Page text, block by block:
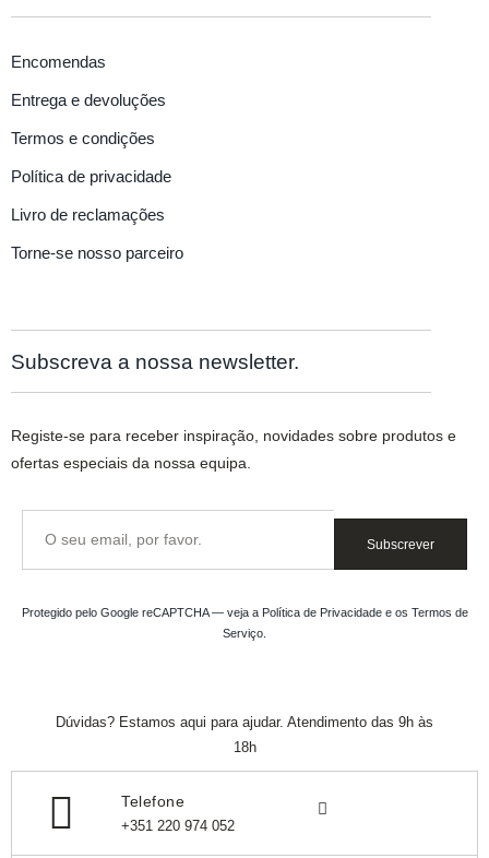
Encomendas
Entrega e devoluções
Termos e condições
Política de privacidade
Livro de reclamações
Torne-se nosso parceiro
Subscreva a nossa newsletter.
Registe-se para receber inspiração, novidades sobre produtos e
ofertas especiais da nossa equipa.
Subscrever
Protegido pelo Google reCAPTCHA — veja a Política de Privacidadee os Termos de
Serviço
Dúvidas? Estamos aqui para ajudar. Atendimento das 9h às
18h
Telefone
+351 220 974 052